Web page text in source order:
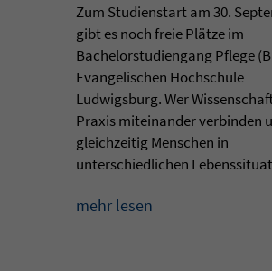
Zum Studienstart am 30.
gibt es noch freie Plätze im
Bachelorstudiengang Pflege
Evangelischen Hochschule
Ludwigsburg. Wer
Praxis miteinander verbinden
gleichzeitig Menschen in
unterschiedlichen
mehr lesen